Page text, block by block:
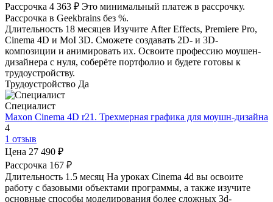
Рассрочка 4 363 ₽ Это минимальный платеж в рассрочку.
Рассрочка в Geekbrains без %.
Длительность 18 месяцев Изучите After Effects, Premiere Pro,
Cinema 4D и MoI 3D. Сможете создавать 2D- и 3D-
композиции и анимировать их. Освоите профессию моушен-
дизайнера с нуля, соберёте портфолио и будете готовы к
трудоустройству.
Трудоустройство Да
Специалист
Maxon Cinema 4D r21. Трехмерная графика для моушн-дизайна
4
1 отзыв
Цена 27 490 ₽
Рассрочка 167 ₽
Длительность 1.5 месяц На уроках Cinema 4d вы освоите
работу с базовыми объектами программы, а также изучите
основные способы моделирования более сложных 3d-